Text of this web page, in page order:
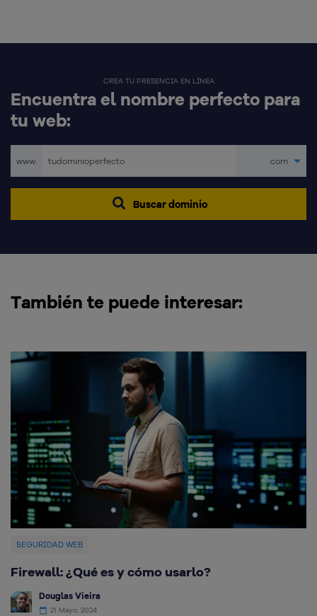
CREA TU PRESENCIA EN LÍNEA
Encuentra el nombre perfecto para
tu web:
www. .com
Buscar dominio
También te puede interesar:
SEGURIDAD WEB
Firewall: ¿Qué es y cómo usarlo?
Douglas Vieira
21 Mayo, 2024